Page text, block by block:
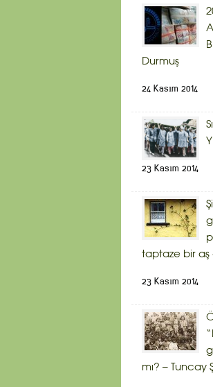
Durmuş
24 Kasım 2014
23 Kasım 2014
taptaze bir aş
23 Kasım 2014
mı? – Tuncay